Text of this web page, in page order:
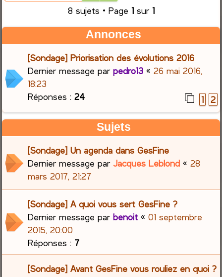
r
c
r
8 sujets • Page 1sur 1
Annonces
[Sondage] Priorisation des évolutions 2016
Dernier message parpedro13 «26 mai 2016,
18:23
Réponses :24 1 2
Sujets
[Sondage] Un agenda dans GesFine
Dernier message parJacques Leblond «28
mars 2017, 21:27
[Sondage] A quoi vous sert GesFine ?
Dernier message parbenoit «01 septembre
2015, 20:00
Réponses : 7
[Sondage] Avant GesFine vous rouliez en quoi ?